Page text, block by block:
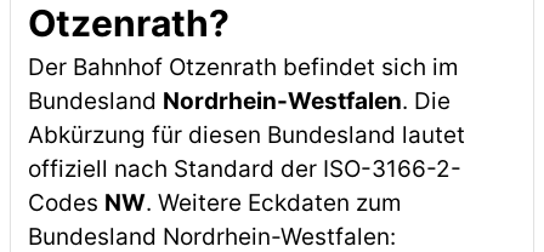
Otzenrath?
Der Bahnhof Otzenrath befindet sich im
Bundesland Nordrhein-Westfalen. Die
Abkürzung für diesen Bundesland lautet
offiziell nach Standard der ISO-3166-2-
Codes NW. Weitere Eckdaten zum
Bundesland Nordrhein-Westfalen: